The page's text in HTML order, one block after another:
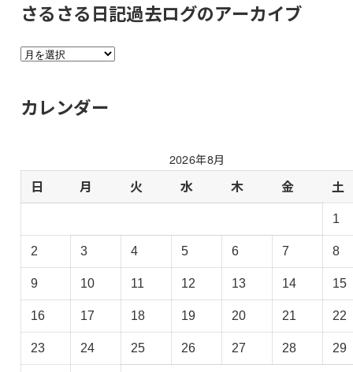
さるさる日記過去ログのアーカイブ
さ
る
過
去
ロ
の
ア
ー
カ
イ
ブ
カレンダー
2026年8月
日 月 火 水 木 金 土
1
2 3 4 5 6 7 8
9 10 11 12 13 14 15
16 17 18 19 20 21 22
23 24 25 26 27 28 29